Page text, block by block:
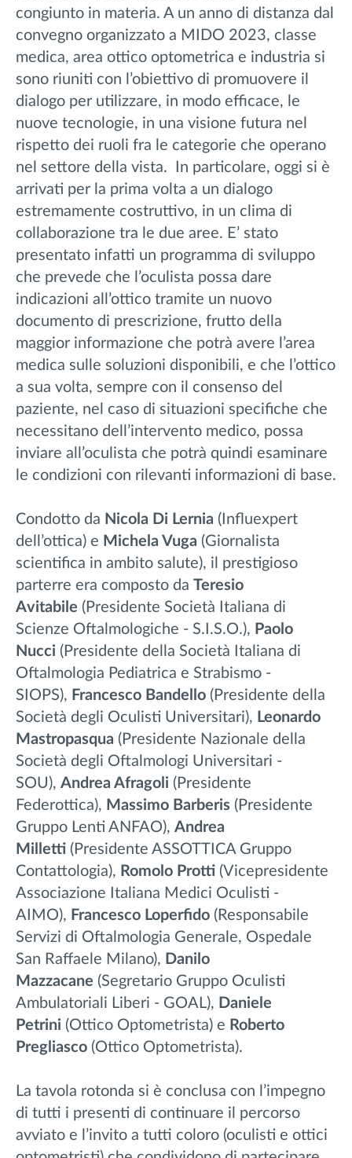
congiunto in materia. A un anno di distanza dal
convegno organizzato a MIDO 2023, classe
medica, area ottico optometrica e industria si
sono riuniti con l’obiettivo di promuovere il
dialogo per utilizzare, in modo efficace, le
nuove tecnologie, in una visione futura nel
rispetto dei ruoli fra le categorie che operano
nel settore della vista. In particolare, oggi si è
arrivati per la prima volta a un dialogo
estremamente costruttivo, in un clima di
collaborazione tra le due aree. E’ stato
presentato infatti un programma di sviluppo
che prevede che l’oculista possa dare
indicazioni all’ottico tramite un nuovo
documento di prescrizione, frutto della
maggior informazione che potrà avere l’area
medica sulle soluzioni disponibili, e che l’ottico
a sua volta, sempre con il consenso del
paziente, nel caso di situazioni specifiche che
necessitano dell’intervento medico, possa
inviare all’oculista che potrà quindi esaminare
le condizioni con rilevanti informazioni di base.
Condotto da Nicola Di Lernia (Influexpert
dell’ottica) e Michela Vuga (Giornalista
scientifica in ambito salute), il prestigioso
parterre era composto da Teresio
Avitabile (Presidente Società Italiana di
Scienze Oftalmologiche - S.I.S.O.), Paolo
Nucci (Presidente della Società Italiana di
Oftalmologia Pediatrica e Strabismo -
SIOPS), Francesco Bandello (Presidente della
Società degli Oculisti Universitari), Leonardo
Mastropasqua (Presidente Nazionale della
Società degli Oftalmologi Universitari -
SOU), Andrea Afragoli (Presidente
Federottica), Massimo Barberis (Presidente
Gruppo Lenti ANFAO), Andrea
Milletti (Presidente ASSOTTICA Gruppo
Contattologia), Romolo Protti (Vicepresidente
Associazione Italiana Medici Oculisti -
AIMO), Francesco Loperfido (Responsabile
Servizi di Oftalmologia Generale, Ospedale
San Raffaele Milano), Danilo
Mazzacane (Segretario Gruppo Oculisti
Ambulatoriali Liberi - GOAL), Daniele
Petrini (Ottico Optometrista) e Roberto
Pregliasco (Ottico Optometrista).
La tavola rotonda si è conclusa con l’impegno
di tutti i presenti di continuare il percorso
avviato e l’invito a tutti coloro (oculisti e ottici